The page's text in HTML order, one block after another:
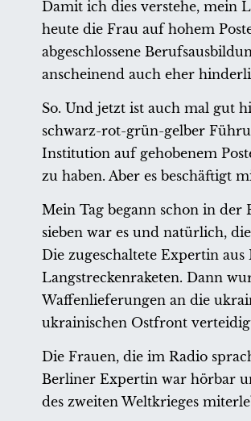
Damit ich dies verstehe, mein
heute die Frau auf hohem
abgeschlossene
anscheinend auch eher
So. Und jetzt ist auch mal gut
schwarz-rot-grün-gelber
Institution auf gehobenem
zu haben. Aber es beschäftigt
Mein Tag begann schon in
sieben war es und natürlich,
Die zugeschaltete Expertin
Langstreckenraketen. Dann
Waffenlieferungen an die
ukrainischen Ostfront
Die Frauen, die im Radio
Berliner Expertin war hörbar
des zweiten Weltkrieges